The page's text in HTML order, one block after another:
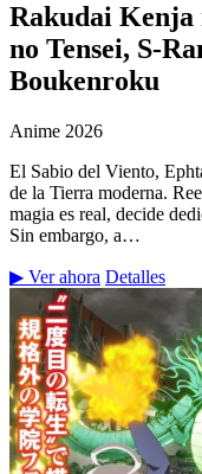
Rakudai Kenja
no Tensei, S-
Boukenroku
Anime 2026
El Sabio del Viento,
de la Tierra moderna.
magia es real, decide
Sin embargo, a…
▶ Ver ahora Detalles